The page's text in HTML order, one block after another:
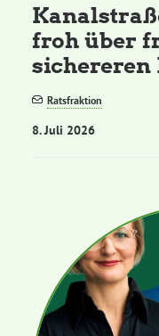
froh über
sichereren
Ratsfraktion
8. Juli 2026